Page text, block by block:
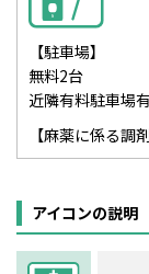
【駐車場】
無料2台
近隣有料駐車場
【麻薬に係る調
アイコンの説明